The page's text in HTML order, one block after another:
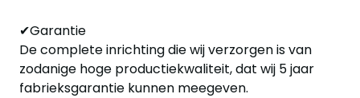
✔Garantie
De complete inrichting die wij verzorgen is van
zodanige hoge productiekwaliteit, dat wij 5 jaar
fabrieksgarantie kunnen meegeven.